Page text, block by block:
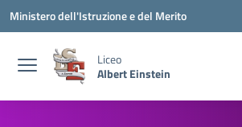
Vai ai contenuti
Vai al menu di navigazione
Vai al footer
Ministero dell'Istruzione e del Merito
Liceo
Albert Einstein